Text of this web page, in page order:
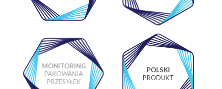
MONITORING
PAKOWANIA
PRZESYŁEK
POLSKI
PRODUKT